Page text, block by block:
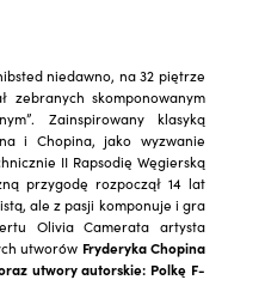
niedawno, na 32 piętrze
zebranych skomponowanym
Zainspirowany klasyką
i Chopina, jako wyzwanie
II Rapsodię Węgierską
przygodę rozpoczął 14 lat
ale z pasji komponuje i gra
Olivia Camerata artysta
utworów Fryderyka Chopina
utwory autorskie: Polkę F-